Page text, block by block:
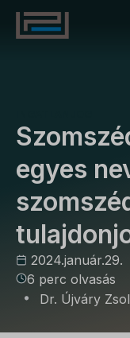
egyes
2024.január.29.
6 perc olvasás
Dr. Újváry